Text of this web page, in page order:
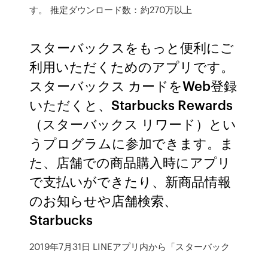
す。 推定ダウンロード数：約270万以上
スターバックスをもっと便利にご
利用いただくためのアプリです。
スターバックス カードをWeb登録
いただくと、Starbucks Rewards
（スターバックス リワード）とい
うプログラムに参加できます。ま
た、店舗での商品購入時にアプリ
で支払いができたり、新商品情報
のお知らせや店舗検索、
Starbucks
2019年7月31日 LINEアプリ内から「スターバック